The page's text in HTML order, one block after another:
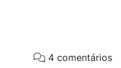
4 comentários